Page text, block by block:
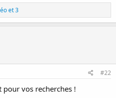
et 3
#22
vos recherches !